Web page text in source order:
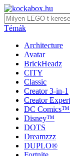
Témák
Architecture
Avatar
BrickHeadz
CITY
Classic
Creator 3-in-1
Creator Expert
DC Comics™
Disney™
DOTS
Dreamzzz
DUPLO®